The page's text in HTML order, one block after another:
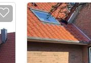
Zur Merkliste